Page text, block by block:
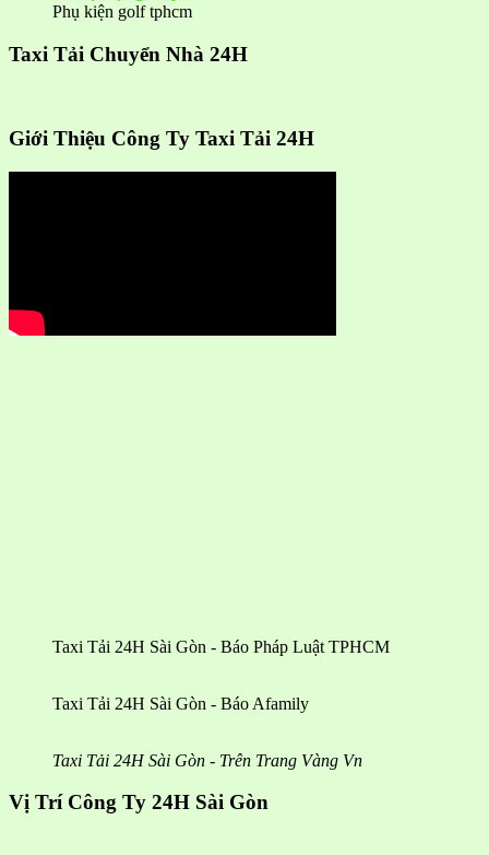
Phụ kiện golf tphcm
Taxi Tải Chuyển Nhà 24H
Giới Thiệu Công Ty Taxi Tải 24H
Taxi Tải 24H Sài Gòn - Báo Pháp Luật TPHCM
Taxi Tải 24H Sài Gòn - Báo Afamily
Taxi Tải 24H Sài Gòn - Trên Trang Vàng Vn
Vị Trí Công Ty 24H Sài Gòn